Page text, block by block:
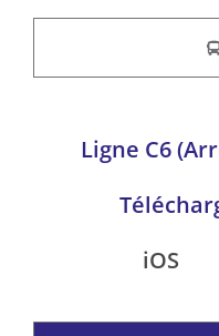
Ligne C6
iOS